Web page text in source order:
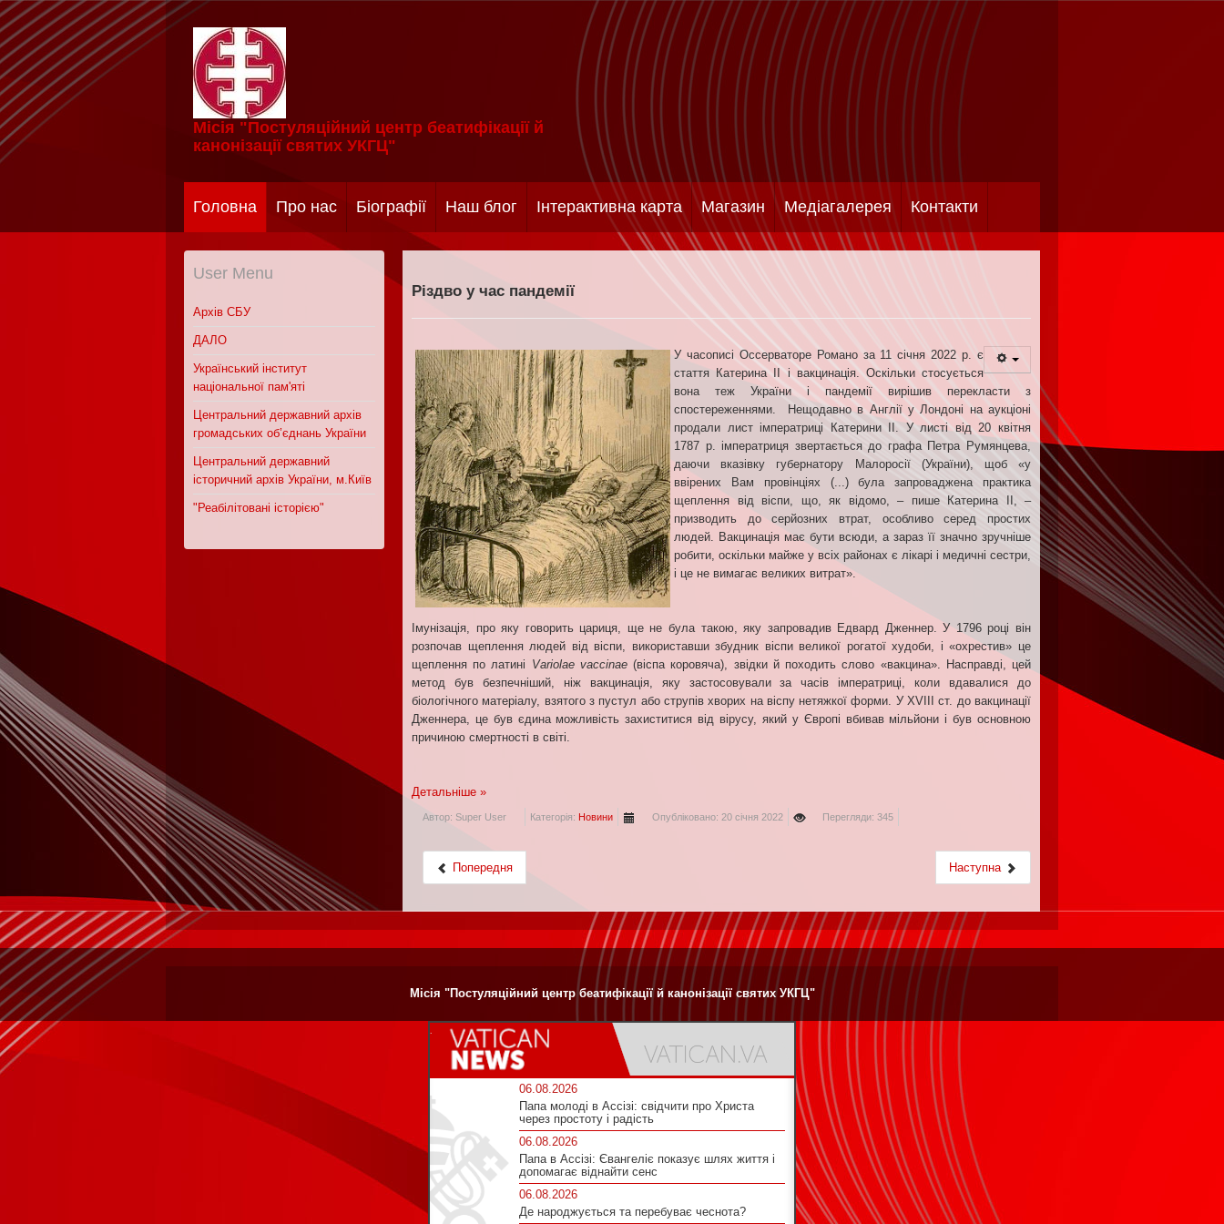
Місія "Постуляційний центр беатифікації й
канонізації святих УКГЦ"
Головна Про нас Біографії Наш блог Інтерактивна карта Магазин Медіагалерея Контакти
User Menu
Архів СБУ
ДАЛО
Український інститут
національної пам'яті
Центральний державний архів
громадських об’єднань України
Центральний державний
історичний архів України, м.Київ
"Реабілітовані історією"
Різдво у час пандемії
У часописі Оссерваторе Романо за 11 січня 2022 р. є
стаття Катерина ІІ і вакцинація. Оскільки стосується
вона теж України і пандемії вирішив перекласти з
спостереженнями. Нещодавно в Англії у Лондоні на аукціоні
продали лист імператриці Катерини ІІ. У листі від 20 квітня
1787 р. імператриця звертається до графа Петра Румянцева,
даючи вказівку губернатору Малоросії (України), щоб «у
ввірених Вам провінціях (...) була запроваджена практика
щеплення від віспи, що, як відомо, – пише Катерина ІІ, –
призводить до серйозних втрат, особливо серед простих
людей. Вакцинація має бути всюди, а зараз її значно зручніше
робити, оскільки майже у всіх районах є лікарі і медичні сестри,
і це не вимагає великих витрат».
Імунізація, про яку говорить цариця, ще не була такою, яку запровадив Едвард Дженнер. У 1796 році він
розпочав щеплення людей від віспи, використавши збудник віспи великої рогатої худоби, і «охрестив» це
щеплення по латині Variolae vaccinae(віспа коровяча), звідки й походить слово «вакцина». Насправді, цей
метод був безпечніший, ніж вакцинація, яку застосовували за часів імператриці, коли вдавалися до
біологічного матеріалу, взятого з пустул або струпів хворих на віспу нетяжкої форми. У XVIII ст. до вакцинації
Дженнера, це був єдина можливість захиститися від вірусу, який у Європі вбивав мільйони і був основною
причиною смертності в світі.
Детальніше »
Автор: Super User Категорія: Новини Опубліковано: 20 січня 2022 Перегляди: 345
Попередня Наступна
Місія "Постуляційний центр беатифікації й канонізації святих УКГЦ"
06.08.2026
Папа молоді в Ассізі: свідчити про Христа
через простоту і радість
06.08.2026
Папа в Ассізі: Євангеліє показує шлях життя і
допомагає віднайти сенс
06.08.2026
Де народжується та перебуває чеснота?